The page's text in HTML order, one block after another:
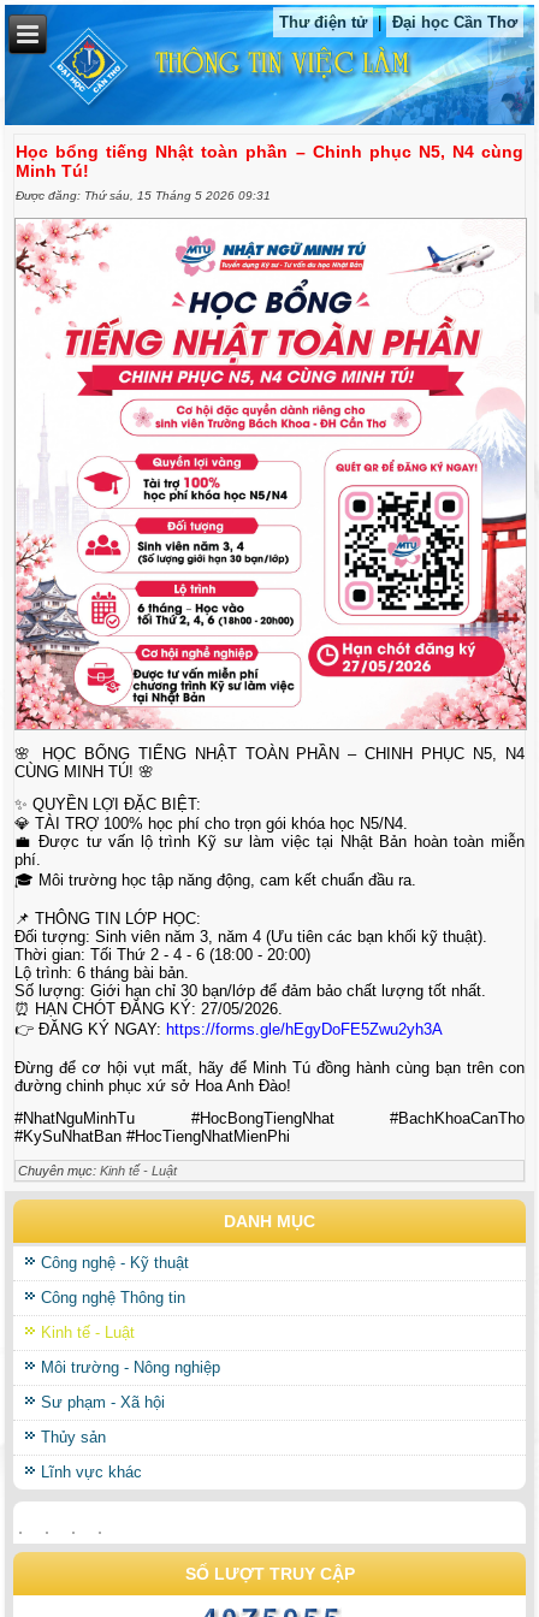
Thư điện tử | Đại học Cần Thơ
Học bổng tiếng Nhật toàn phần – Chinh phục N5, N4 cùng
Minh Tú!
Được đăng: Thứ sáu, 15 Tháng 5 2026 09:31
🌸 HỌC BỔNG TIẾNG NHẬT TOÀN PHẦN – CHINH PHỤC N5, N4
CÙNG MINH TÚ! 🌸
✨ QUYỀN LỢI ĐẶC BIỆT:
💎 TÀI TRỢ 100% học phí cho trọn gói khóa học N5/N4.
💼 Được tư vấn lộ trình Kỹ sư làm việc tại Nhật Bản hoàn toàn miễn
phí.
🎓 Môi trường học tập năng động, cam kết chuẩn đầu ra.
📌 THÔNG TIN LỚP HỌC:
Đối tượng: Sinh viên năm 3, năm 4 (Ưu tiên các bạn khối kỹ thuật).
Thời gian: Tối Thứ 2 - 4 - 6 (18:00 - 20:00)
Lộ trình: 6 tháng bài bản.
Số lượng: Giới hạn chỉ 30 bạn/lớp để đảm bảo chất lượng tốt nhất.
⏰ HẠN CHÓT ĐĂNG KÝ: 27/05/2026.
👉 ĐĂNG KÝ NGAY:https://forms.gle/hEgyDoFE5Zwu2yh3A
Đừng để cơ hội vụt mất, hãy để Minh Tú đồng hành cùng bạn trên con
đường chinh phục xứ sở Hoa Anh Đào!
#NhatNguMinhTu #HocBongTiengNhat #BachKhoaCanTho
#KySuNhatBan #HocTiengNhatMienPhi
Chuyên mục:Kinh tế - Luật
DANH MỤC
Công nghệ - Kỹ thuật
Công nghệ Thông tin
Kinh tế - Luật
Môi trường - Nông nghiệp
Sư phạm - Xã hội
Thủy sản
Lĩnh vực khác
SỐ LƯỢT TRUY CẬP